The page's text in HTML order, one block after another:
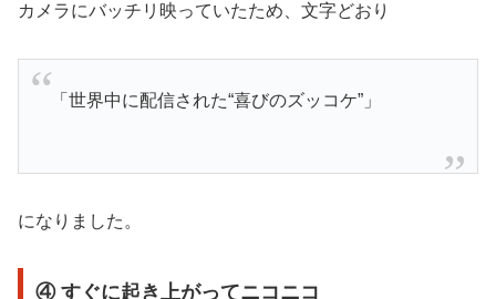
カメラにバッチリ映っていたため、文字どおり
「世界中に配信された“喜びのズッコケ”」
になりました。
④ すぐに起き上がってニコニコ